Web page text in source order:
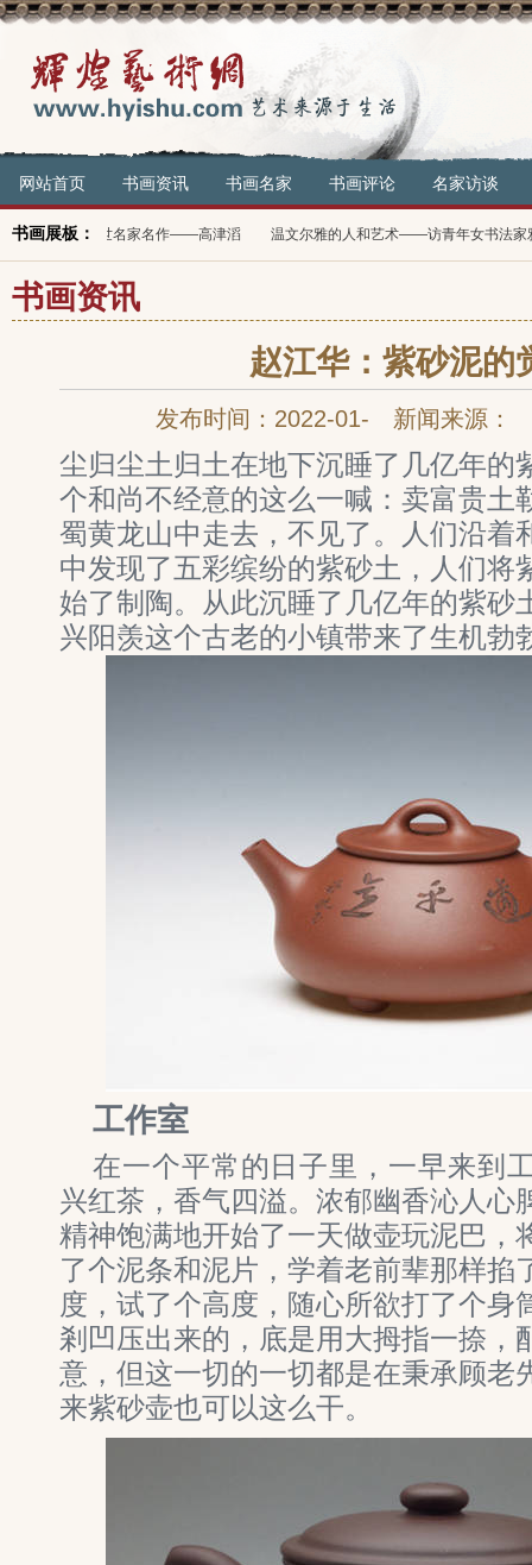
网站首页 书画资讯 书画名家 书画评论 名家访谈
书画展板：
新中国传世名家名作——高津滔 温文尔雅的人和艺术——访青年女书法家雅文
书画资讯
赵江华：紫砂泥的
发布时间：2022-01- 新闻来源：
尘归尘土归土在地下沉睡了几亿年的
个和尚不经意的这么一喊：卖富贵土
蜀黄龙山中走去，不见了。人们沿着
中发现了五彩缤纷的紫砂土，人们将
始了制陶。从此沉睡了几亿年的紫砂
兴阳羡这个古老的小镇带来了生机勃
工作室
在一个平常的日子里，一早来到
兴红茶，香气四溢。浓郁幽香沁人心
精神饱满地开始了一天做壶玩泥巴，
了个泥条和泥片，学着老前辈那样掐
度，试了个高度，随心所欲打了个身
剎凹压出来的，底是用大拇指一捺，
意，但这一切的一切都是在秉承顾老
来紫砂壶也可以这么干。